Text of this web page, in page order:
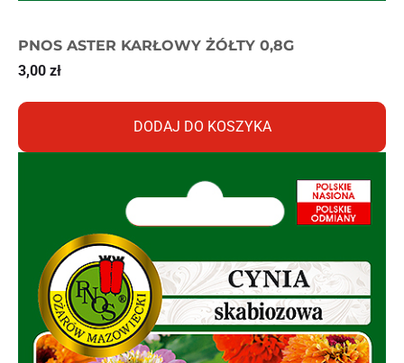
PNOS ASTER KARŁOWY ŻÓŁTY 0,8G
3,00 zł
DODAJ DO KOSZYKA